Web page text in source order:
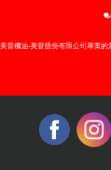
美督機油-美督股份有限公司專業的